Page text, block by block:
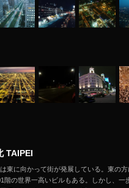
TAIPEI
東に向かって街が発展している。東の
階の世界一高いビルもある。しかし、